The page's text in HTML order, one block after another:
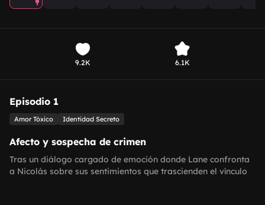
9.2K 6.1K
Episodio 1
Amor Tóxico Identidad Secreto
Afecto y sospecha de crimen
Tras un diálogo cargado de emoción donde Lane confronta
a Nicolás sobre sus sentimientos que trascienden el vínculo